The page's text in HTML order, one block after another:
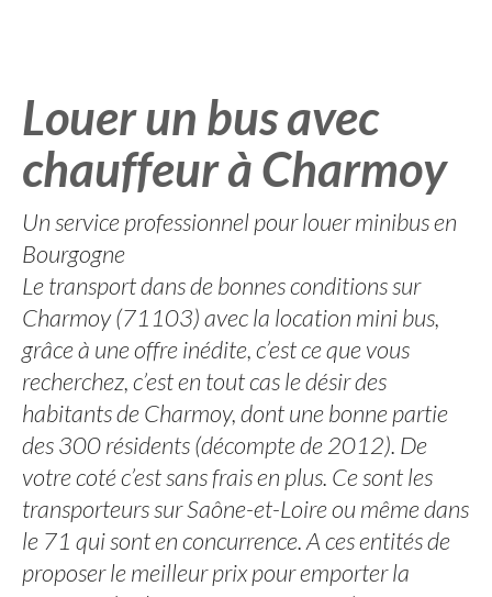
Louer un bus avec
chauffeur à Charmoy
Un service professionnel pour louer minibus en
Bourgogne
Le transport dans de bonnes conditions sur
Charmoy (71103) avec la location mini bus,
grâce à une offre inédite, c’est ce que vous
recherchez, c’est en tout cas le désir des
habitants de Charmoy, dont une bonne partie
des 300 résidents (décompte de 2012). De
votre coté c’est sans frais en plus. Ce sont les
transporteurs sur Saône-et-Loire ou même dans
le 71 qui sont en concurrence. A ces entités de
proposer le meilleur prix pour emporter la